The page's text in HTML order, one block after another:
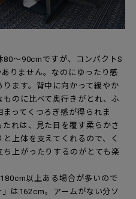
～90cmですが、コンパクトS
りません。なのにゆったり感
ます。背中に向かって緩やか
のに比べて奥行きがとれ、ふ
ってくつろぎ感が得られま
れは、見た目を覆す柔らかさ
上体を支えてくれるので、く
上がったりするのがとても楽
以上ある場合が多いので
は162cm。アームがない分ソ